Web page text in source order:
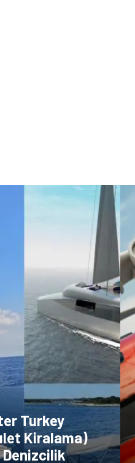
Turkey
Kiralama)